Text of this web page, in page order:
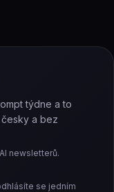
týdne a to
a bez
newsletterů.
se jedním